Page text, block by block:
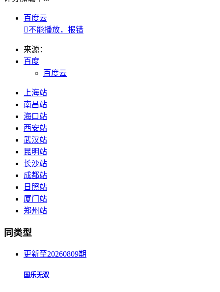
百度云
不能播放，报错
来源：
百度
百度云
上海站
南昌站
海口站
西安站
武汉站
昆明站
长沙站
成都站
日照站
厦门站
郑州站
同类型
更新至20260809期
国乐无双